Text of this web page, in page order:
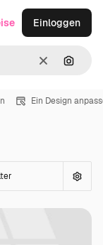
LöschenNach
Einloggen
Ein Design